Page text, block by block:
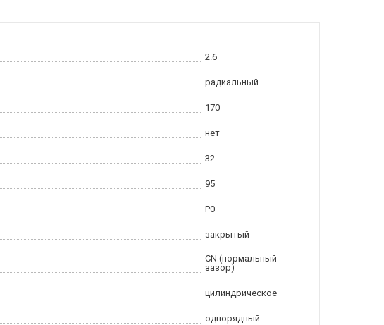
2.6
радиальный
170
нет
32
95
P0
закрытый
CN (нормальный
зазор)
цилиндрическое
однорядный